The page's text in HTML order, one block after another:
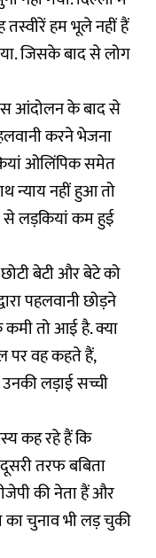
तस्वीरें हम भूले नहीं हैं
जिसके बाद से लोग
आंदोलन के बाद से
करने भेजना
ओलिंपिक समेत
न्याय नहीं हुआ तो
से लड़कियां कम हुई
बेटी और बेटे को
पहलवानी छोड़ने
तो आई है. क्या
पर वह कहते हैं,
उनकी लड़ाई सच्ची
कह रहे हैं कि
तरफ बबिता
की नेता हैं और
का चुनाव भी लड़ चुकी